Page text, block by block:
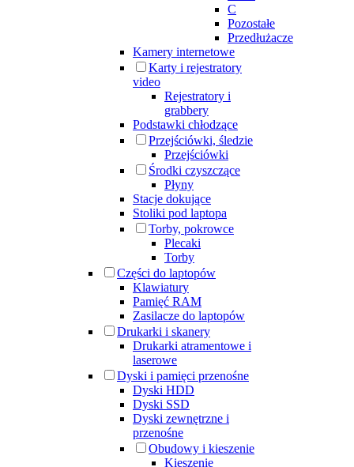
C
Pozostałe
Przedłużacze
Kamery internetowe
Karty i rejestratory
video
Rejestratory i
grabbery
Podstawki chłodzące
Przejściówki, śledzie
Przejściówki
Środki czyszczące
Płyny
Stacje dokujące
Stoliki pod laptopa
Torby, pokrowce
Plecaki
Torby
Części do laptopów
Klawiatury
Pamięć RAM
Zasilacze do laptopów
Drukarki i skanery
Drukarki atramentowe i
laserowe
Dyski i pamięci przenośne
Dyski HDD
Dyski SSD
Dyski zewnętrzne i
przenośne
Obudowy i kieszenie
Kieszenie